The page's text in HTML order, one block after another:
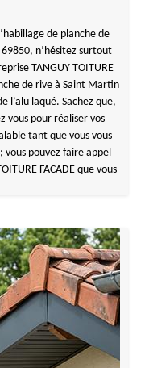
de planche de
n’hésitez surtout
TANGUY TOITURE
de rive à Saint Martin
l’alu laqué. Sachez que,
vous pour réaliser vos
tant que vous vous
pouvez faire appel
FACADE que vous